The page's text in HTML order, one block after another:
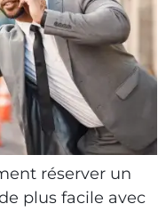
réserver un
plus facile avec